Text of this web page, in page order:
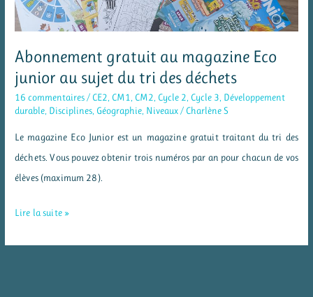
Abonnement gratuit au magazine Eco
junior au sujet du tri des déchets
16 commentaires/ CE2, CM1, CM2, Cycle 2, Cycle 3, Développement
durable, Disciplines, Géographie, Niveaux/ Charlène S
Le magazine Eco Junior est un magazine gratuit traitant du tri des
déchets. Vous pouvez obtenir trois numéros par an pour chacun de vos
élèves (maximum 28).
Abonnement
Lire la suite »